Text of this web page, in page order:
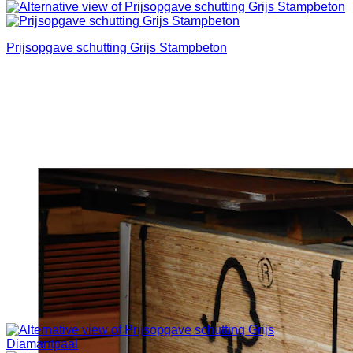
Prijsopgave schutting Grijs Stampbeton